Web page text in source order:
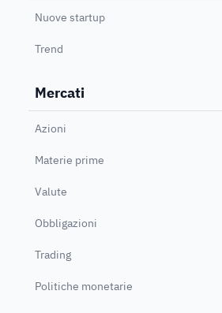
Nuove startup
Trend
Mercati
Azioni
Materie prime
Valute
Obbligazioni
Trading
Politiche monetarie